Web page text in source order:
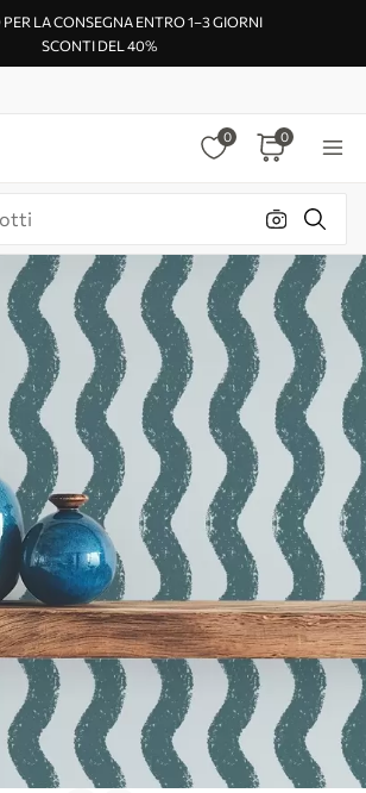
LA CONSEGNA ENTRO 1–3 GIORNI
SCONTI DEL 40%
0 0